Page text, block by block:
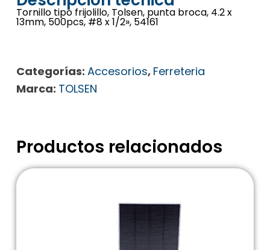
Tornillo tipo frijolillo, Tolsen, punta broca, 4.2 x
13mm, 500pcs, #8 x 1/2», 54161
Categorías: Accesorios, Ferreteria
Marca: TOLSEN
Productos relacionados